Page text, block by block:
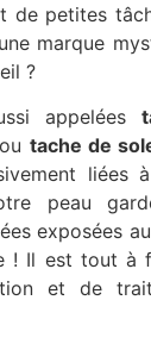
de petites
marque
?
appelées
ou tache de
liées
peau
exposées
! Il est tout à
et de